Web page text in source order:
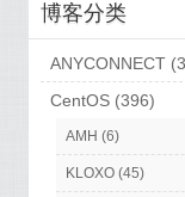
博客分类
ANYCONNECT
CentOS (396)
AMH (6)
KLOXO (45)